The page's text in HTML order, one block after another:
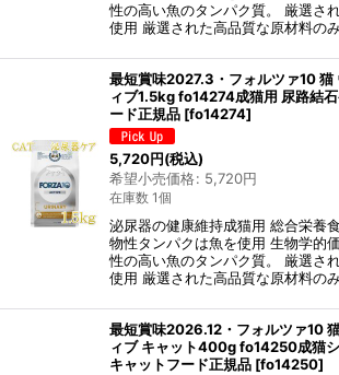
性の高い魚のタンパク質。 厳選さ
使用 厳選された高品質な原材料の
最短賞味2027.3・フォルツァ10 猫
ィブ1.5kg fo14274成猫用 尿路結
ード正規品 [fo14274]
5,720円(税込)
希望小売価格: 5,720円
在庫数 1個
泌尿器の健康維持成猫用 総合栄養
物性タンパクは魚を使用 生物学的
性の高い魚のタンパク質。 厳選さ
使用 厳選された高品質な原材料の
最短賞味2026.12・フォルツァ10
ィブ キャット400g fo14250成猫
キャットフード正規品 [fo14250]